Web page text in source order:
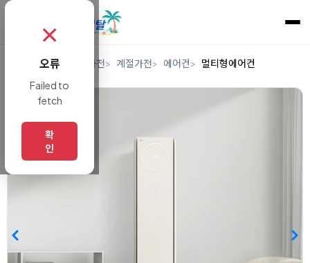
렌탈 디지털/가전 계절가전 에어컨 멀티형에어컨
✗
오류
Failed to
fetch
확
인